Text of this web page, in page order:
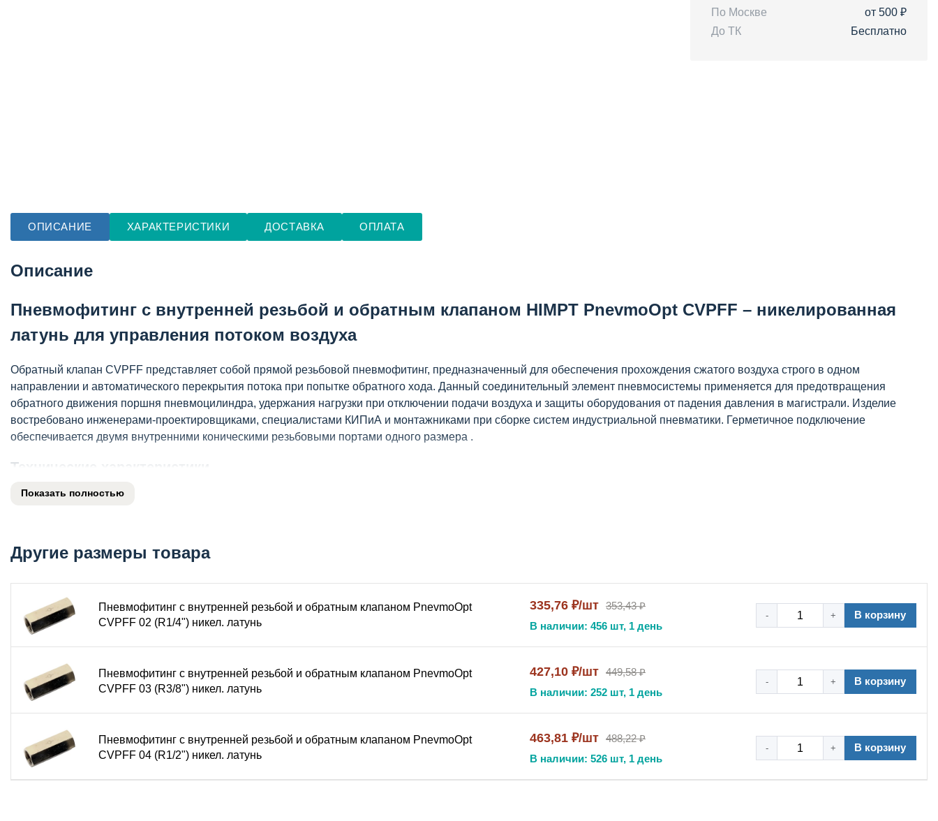
По Москве
от 500 ₽
До ТК
Бесплатно
ОПИСАНИЕ ХАРАКТЕРИСТИКИ ДОСТАВКА ОПЛАТА
Описание
Пневмофитинг с внутренней резьбой и обратным клапаном HIMPT PnevmoOpt CVPFF – никелированная
латунь для управления потоком воздуха
Обратный клапан CVPFF представляет собой прямой резьбовой пневмофитинг, предназначенный для обеспечения прохождения сжатого воздуха строго в одном
направлении и автоматического перекрытия потока при попытке обратного хода. Данный соединительный элемент пневмосистемы применяется для предотвращения
обратного движения поршня пневмоцилиндра, удержания нагрузки при отключении подачи воздуха и защиты оборудования от падения давления в магистрали. Изделие
востребовано инженерами-проектировщиками, специалистами КИПиА и монтажниками при сборке систем индустриальной пневматики. Герметичное подключение
обеспечивается двумя внутренними коническими резьбовыми портами одного размера .
Технические характеристики
Тип устройства: обратный клапан (прямой)
Присоединительная резьба: уточняется в зависимости от исполнения (R1/8, R1/4, R3/8, R1/2, R3/4)
Максимальное давление: 1,2 – 1,6 МПа
Температура эксплуатации: от -20 °C до +60 °C
Рабочая среда: сжатый воздух, вакуум
Основное назначение и условия эксплуатации
Обратный клапан CVPFF устанавливается в пневмолинию для обеспечения одностороннего прохождения потока. Внутренний запорный механизм пропускает воздух только в
Изделие имеет два резьбовых порта одинакового размера . Корпус из латуни марки ЛС59-1 с никелевым покрытием устойчив к коррозии, агрессивным средам, перепадам
температур и скачкам давления, что обеспечивает повышенную надежность и длительный срок эксплуатации . Рабочая среда – сжатый воздух, допускается применение в
Показать полностью
Другие размеры товара
Пневмофитинг с внутренней резьбой и обратным клапаном PnevmoOpt
CVPFF 02 (R1/4") никел. латунь
335,76 ₽/шт 353,43 ₽
В наличии: 456 шт, 1 день
- + В корзину
Пневмофитинг с внутренней резьбой и обратным клапаном PnevmoOpt
CVPFF 03 (R3/8") никел. латунь
427,10 ₽/шт 449,58 ₽
В наличии: 252 шт, 1 день
- + В корзину
Пневмофитинг с внутренней резьбой и обратным клапаном PnevmoOpt
CVPFF 04 (R1/2") никел. латунь
463,81 ₽/шт 488,22 ₽
В наличии: 526 шт, 1 день
- + В корзину